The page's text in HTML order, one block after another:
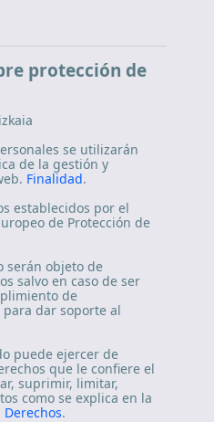
protección de
se utilizarán
de la gestión y
Finalidad.
establecidos por el
de Protección de
serán objeto de
salvo en caso de ser
de
dar soporte al
puede ejercer de
que le confiere el
suprimir, limitar,
como se explica en la
Derechos.